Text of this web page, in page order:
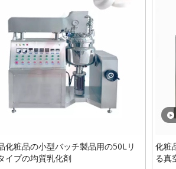
化粧品の小型バッチ製品用の50Lリ
イプの均質乳化剤
化粧
る真